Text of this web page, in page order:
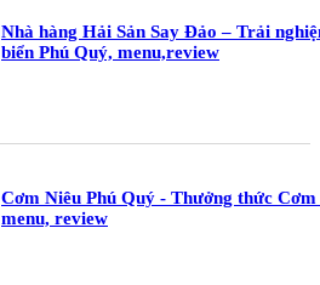
Nhà hàng Hải Sản Say Đảo – Trải
biển Phú Quý, menu,review
Cơm Niêu Phú Quý - Thưởng thức
menu, review